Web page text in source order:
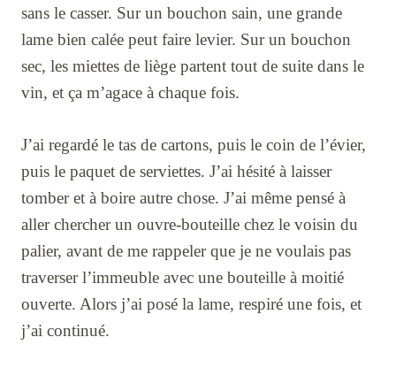
sans le casser. Sur un bouchon sain, une grande
lame bien calée peut faire levier. Sur un bouchon
sec, les miettes de liège partent tout de suite dans le
vin, et ça m’agace à chaque fois.
J’ai regardé le tas de cartons, puis le coin de l’évier,
puis le paquet de serviettes. J’ai hésité à laisser
tomber et à boire autre chose. J’ai même pensé à
aller chercher un ouvre-bouteille chez le voisin du
palier, avant de me rappeler que je ne voulais pas
traverser l’immeuble avec une bouteille à moitié
ouverte. Alors j’ai posé la lame, respiré une fois, et
j’ai continué.